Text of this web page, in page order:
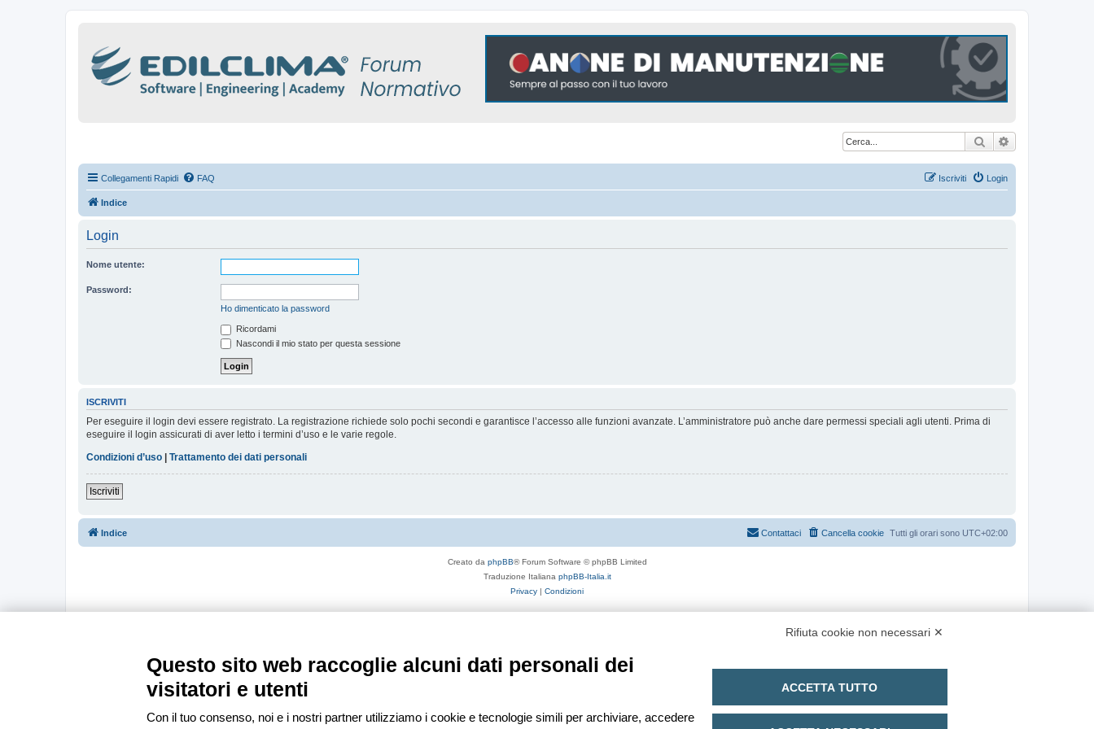
Cerca
Collegamenti Rapidi FAQ Login
Iscriviti
Indice
Login
Nome utente:
Password:
Ho dimenticato la password
Ricordami
Nascondi il mio stato per questa sessione
ISCRIVITI
Per eseguire il login devi essere registrato. La registrazione richiede solo pochi secondi e garantisce l’accesso alle funzioni avanzate. L’amministratore può anche dare permessi speciali agli utenti. Prima di
eseguire il login assicurati di aver letto i termini d’uso e le varie regole.
Condizioni d’uso | Trattamento dei dati personali
Iscriviti
Indice Tutti gli orari sono UTC+02:00
Cancella cookie
Contattaci
Creato da phpBB® Forum Software © phpBB Limited
Traduzione Italiana phpBB-Italia.it
Privacy | Condizioni
Rifiuta cookie non necessari ✕
Questo sito web raccoglie alcuni dati personali dei
visitatori e utenti
Con il tuo consenso, noi e i nostri partner utilizziamo i cookie e tecnologie simili per archiviare, accedere
ACCETTA TUTTO